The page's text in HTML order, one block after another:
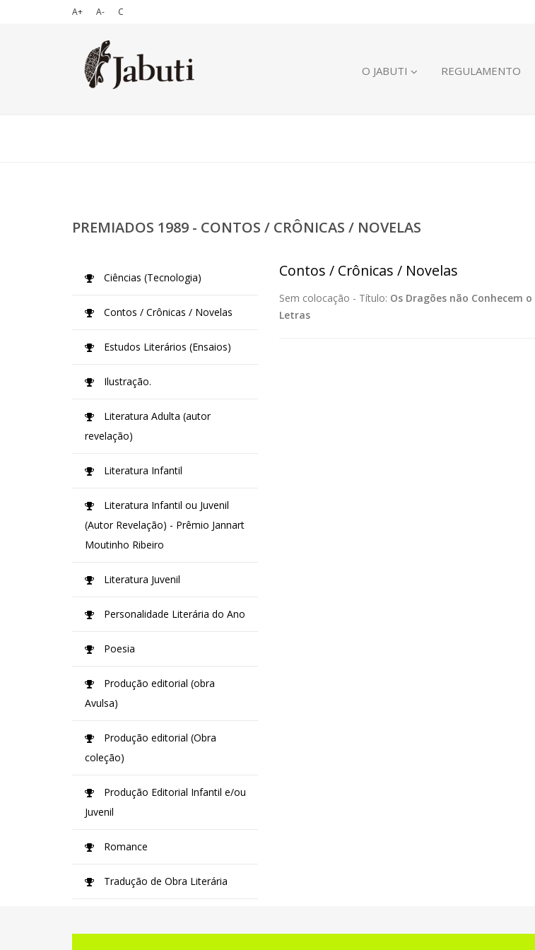
A+ A- C
O JABUTI REGULAMENTO
PREMIADOS 1989 - CONTOS / CRÔNICAS / NOVELAS
Contos / Crônicas / Novelas
Sem colocação - Título: Os Dragões não Conhecem o
Letras
Ciências (Tecnologia)
Contos / Crônicas / Novelas
Estudos Literários (Ensaios)
Ilustração.
Literatura Adulta (autor
revelação)
Literatura Infantil
Literatura Infantil ou Juvenil
(Autor Revelação) - Prêmio Jannart
Moutinho Ribeiro
Literatura Juvenil
Personalidade Literária do Ano
Poesia
Produção editorial (obra
Avulsa)
Produção editorial (Obra
coleção)
Produção Editorial Infantil e/ou
Juvenil
Romance
Tradução de Obra Literária